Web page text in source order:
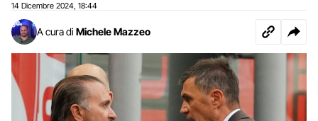
14 Dicembre 2024 18:44
A cura di Michele Mazzeo